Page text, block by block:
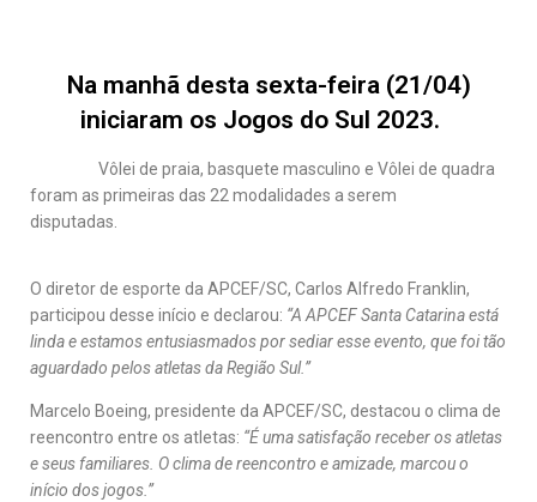
Na manhã desta sexta-feira (21/04)
iniciaram os Jogos do Sul 2023.
Vôlei de praia, basquete masculino e Vôlei de quadra
foram as primeiras das 22 modalidades a serem
disputadas.
O diretor de esporte da APCEF/SC, Carlos Alfredo Franklin,
participou desse início e declarou: “A APCEF Santa Catarina está
linda e estamos entusiasmados por sediar esse evento, que foi tão
aguardado pelos atletas da Região Sul.”
Marcelo Boeing, presidente da APCEF/SC, destacou o clima de
reencontro entre os atletas: “É uma satisfação receber os atletas
e seus familiares. O clima de reencontro e amizade, marcou o
início dos jogos.”